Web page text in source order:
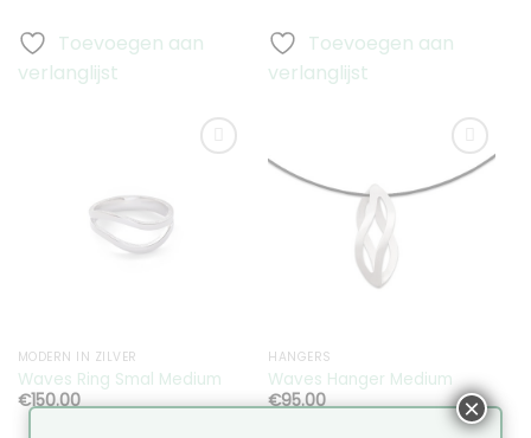
Toevoegen aan
verlanglijst
Toevoegen aan
verlanglijst
Toevoegen
verlanglijst
MODERN IN ZILVER
Waves Ring Smal Medium
€150.00
HANGERS
Waves Hanger Medium
€95.00 ×